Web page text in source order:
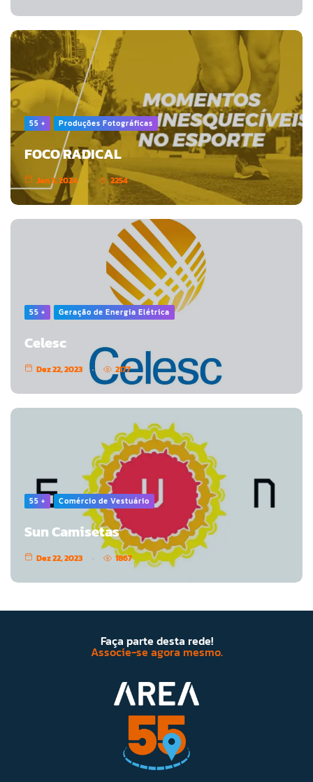
55 + Produções Fotográficas
FOCO RADICAL
Jan 3, 2024 2254
55 + Geração de Energia Elétrica
Celesc
Dez 22, 2023 2177
55 + Comércio de Vestuário
Sun Camisetas
Dez 22, 2023 1867
Faça parte desta rede!
Associe-se agora mesmo.